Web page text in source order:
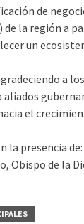
de
de la región a
un
a
aliados
el
la presencia
Obispo de la